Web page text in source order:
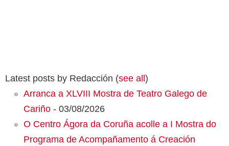
Latest posts by Redacción (see all)
Arranca a XLVIII Mostra de Teatro Galego de
Cariño - 03/08/2026
O Centro Ágora da Coruña acolle a I Mostra do
Programa de Acompañamento á Creación